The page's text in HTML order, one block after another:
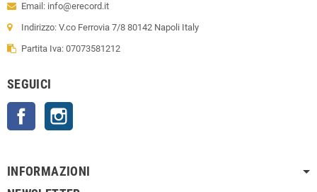
Email: info@erecord.it
Indirizzo: V.co Ferrovia 7/8 80142 Napoli Italy
Partita Iva: 07073581212
SEGUICI
Facebook
INFORMAZIONI